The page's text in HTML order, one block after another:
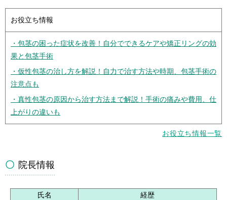
お役立ち情報
・包茎の困った症状を改善！自分でできるケアや矯正リングの効
果と包茎手術
・仮性包茎の治し方を解説！自力で治す方法や時期、包茎手術の
注意点も
・真性包茎の原因から治す方法まで解説！手術の痛みや費用、仕
上がりの違いも
お役立ち情報一覧
院長情報
氏名 経歴